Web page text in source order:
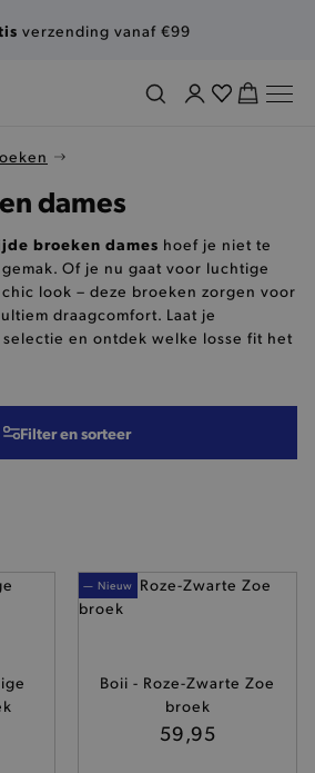
verzending vanaf €99
broeken dames hoef je niet te
Of je nu gaat voor luchtige
look – deze broeken zorgen voor
draagcomfort. Laat je
en ontdek welke losse fit het
Filter en sorteer
— Nieuw
Boii - Roze-Zwarte Zoe
broek
59,95
dames